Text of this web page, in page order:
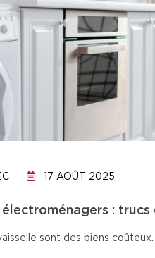
17 AOÛT 2025
: trucs
sont des biens